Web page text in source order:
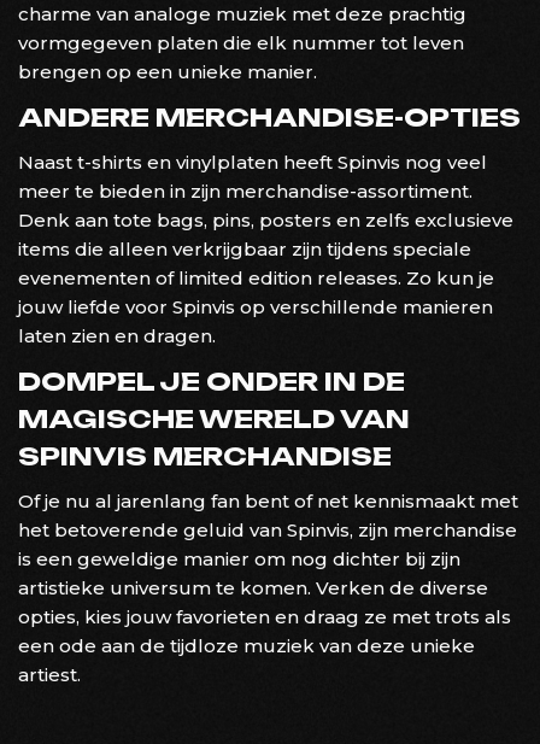
charme van analoge muziek met deze prachtig
vormgegeven platen die elk nummer tot leven
brengen op een unieke manier.
ANDERE MERCHANDISE-OPTIES
Naast t-shirts en vinylplaten heeft Spinvis nog veel
meer te bieden in zijn merchandise-assortiment.
Denk aan tote bags, pins, posters en zelfs exclusieve
items die alleen verkrijgbaar zijn tijdens speciale
evenementen of limited edition releases. Zo kun je
jouw liefde voor Spinvis op verschillende manieren
laten zien en dragen.
DOMPEL JE ONDER IN DE
MAGISCHE WERELD VAN
SPINVIS MERCHANDISE
Of je nu al jarenlang fan bent of net kennismaakt met
het betoverende geluid van Spinvis, zijn merchandise
is een geweldige manier om nog dichter bij zijn
artistieke universum te komen. Verken de diverse
opties, kies jouw favorieten en draag ze met trots als
een ode aan de tijdloze muziek van deze unieke
artiest.